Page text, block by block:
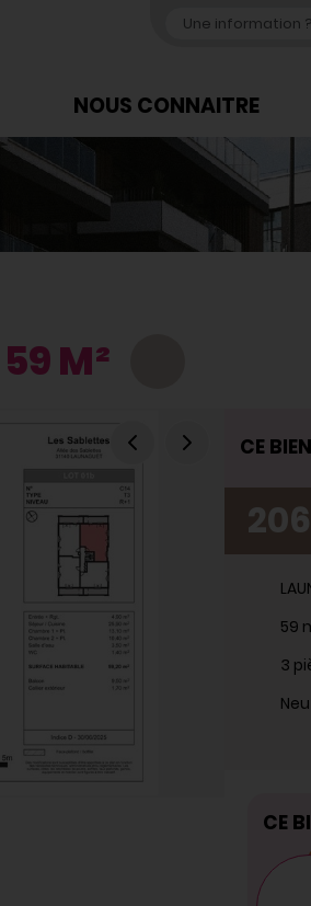
NOUS CONNAITRE
M²
CE
59
3
CE
VENTE